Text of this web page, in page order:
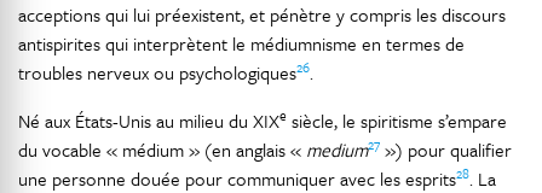
acceptions qui lui préexistent, et pénètre y compris les discours
antispirites qui interprètent le médiumnisme en termes de
troubles nerveux ou psychologiques26.
Né aux États-Unis au milieu du XIXe siècle, le spiritisme s’empare
du vocable « médium » (en anglais « medium27 ») pour qualifier
une personne douée pour communiquer avec les esprits28. La